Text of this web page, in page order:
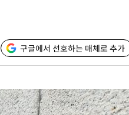
구글에서 선호하는 매체로 추가